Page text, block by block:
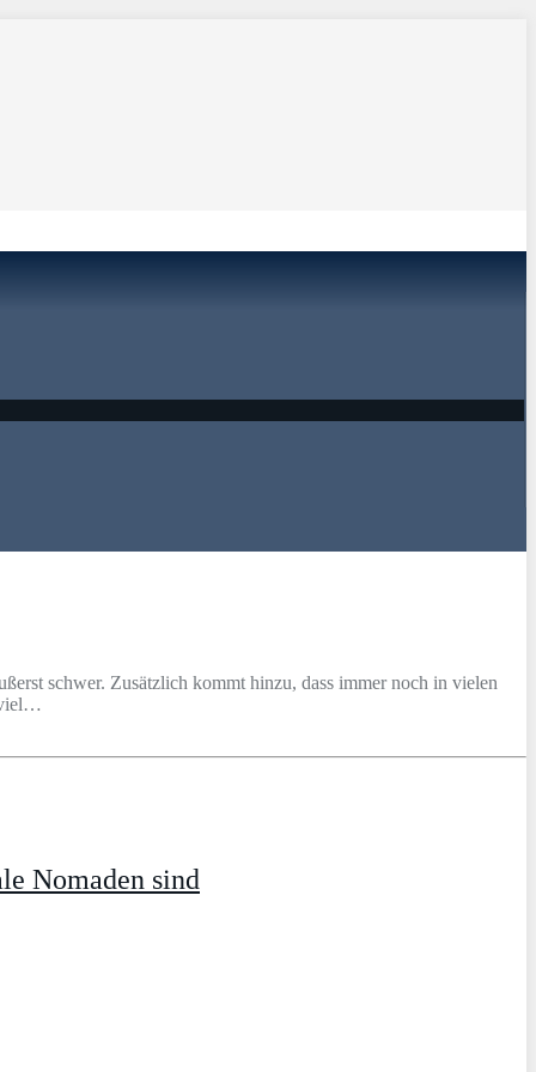
schwer. Zusätzlich kommt hinzu, dass immer noch in vielen
viel…
Nomaden sind